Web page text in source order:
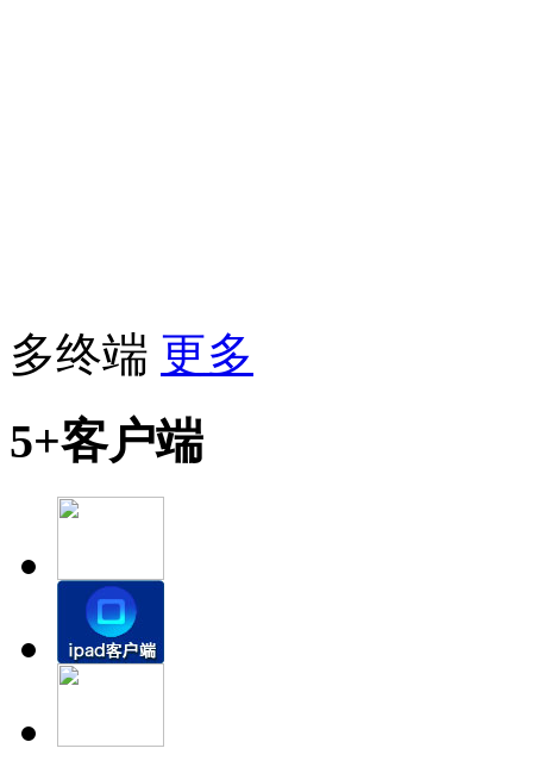
多终端 更多
5+客户端